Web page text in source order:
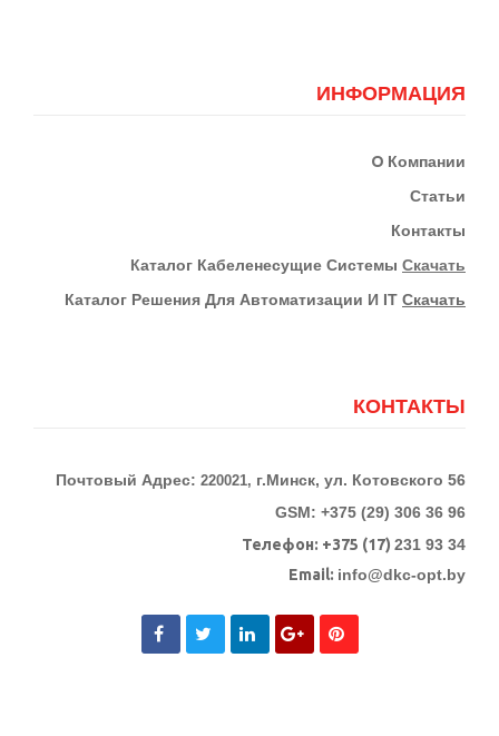
ИНФОРМАЦИЯ
О Компании
Статьи
Контакты
КАталог Кабеленесущие Системы Скачать
Каталог Решения Для Автоматизации И IT Скачать
КОНТАКТЫ
Почтовый Адрес: 220021, г.Минск, ул. Котовского 56
GSM: +375 (29) 306 36 96
Телефон: +375 (17) 231 93 34
Email: info@dkc-opt.by